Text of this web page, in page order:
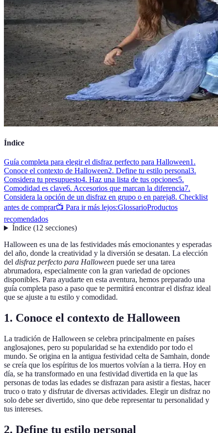
Índice
Guía completa para elegir el disfraz perfecto para Halloween1.
Conoce el contexto de Halloween2. Define tu estilo personal3.
Considera tu presupuesto4. Haz una lista de tus opciones5.
Comodidad es clave6. Accesorios que marcan la diferencia7.
Considera la opción de un disfraz en grupo o en pareja8. Checklist
antes de comprar📺 Para ir más lejos:GlossarioProductos
recomendados
Índice(12 secciones)
Halloween es una de las festividades más emocionantes y esperadas
del año, donde la creatividad y la diversión se desatan. La elección
del disfraz perfecto para Halloween puede ser una tarea
abrumadora, especialmente con la gran variedad de opciones
disponibles. Para ayudarte en esta aventura, hemos preparado una
guía completa paso a paso que te permitirá encontrar el disfraz ideal
que se ajuste a tu estilo y comodidad.
1. Conoce el contexto de Halloween
La tradición de Halloween se celebra principalmente en países
anglosajones, pero su popularidad se ha extendido por todo el
mundo. Se origina en la antigua festividad celta de Samhain, donde
se creía que los espíritus de los muertos volvían a la tierra. Hoy en
día, se ha transformado en una festividad divertida en la que las
personas de todas las edades se disfrazan para asistir a fiestas, hacer
truco o trato y disfrutar de diversas actividades. Elegir un disfraz no
solo debe ser divertido, sino que debe representar tu personalidad y
tus intereses.
2. Define tu estilo personal